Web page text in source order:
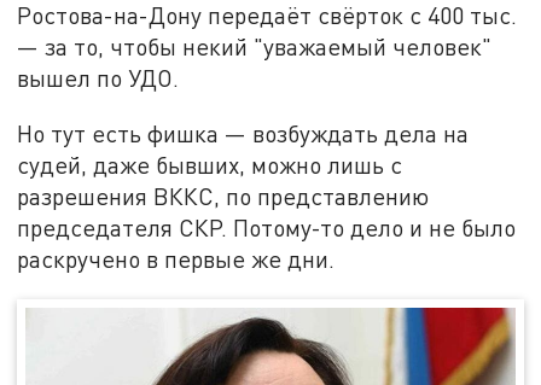
Ростова-на-Дону передаёт свёрток с 400 тыс.
— за то, чтобы некий "уважаемый человек"
вышел по УДО.
Но тут есть фишка — возбуждать дела на
судей, даже бывших, можно лишь с
разрешения ВККС, по представлению
председателя СКР. Потому-то дело и не было
раскручено в первые же дни.